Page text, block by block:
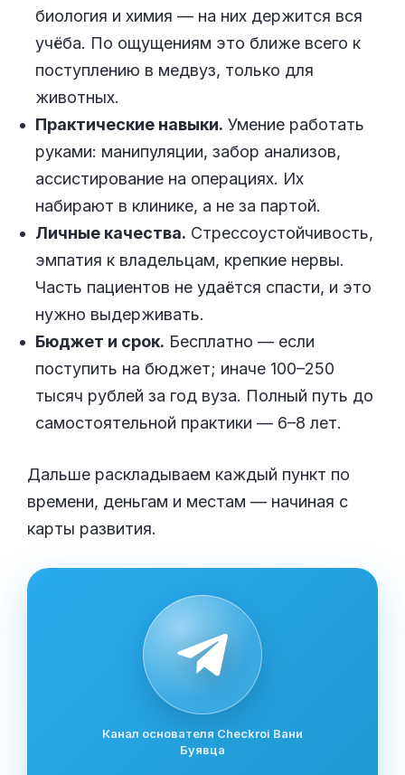
биология и химия — на них держится вся
учёба. По ощущениям это ближе всего к
поступлению в медвуз, только для
животных.
Практические навыки. Умение работать
руками: манипуляции, забор анализов,
ассистирование на операциях. Их
набирают в клинике, а не за партой.
Личные качества. Стрессоустойчивость,
эмпатия к владельцам, крепкие нервы.
Часть пациентов не удаётся спасти, и это
нужно выдерживать.
Бюджет и срок. Бесплатно — если
поступить на бюджет; иначе 100–250
тысяч рублей за год вуза. Полный путь до
самостоятельной практики — 6–8 лет.
Дальше раскладываем каждый пункт по
времени, деньгам и местам — начиная с
карты развития.
Канал основателя Checkroi Вани
Буявца